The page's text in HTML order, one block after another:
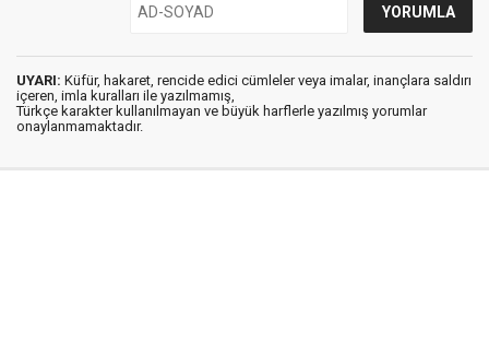
UYARI: Küfür, hakaret, rencide edici cümleler veya imalar, inançlara saldırı
içeren, imla kuralları ile yazılmamış,
Türkçe karakter kullanılmayan ve büyük harflerle yazılmış yorumlar
onaylanmamaktadır.